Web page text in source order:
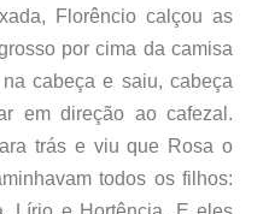
Florêncio calçou as
por cima da camisa
cabeça e saiu, cabeça
em direção ao cafezal.
trás e viu que Rosa o
todos os filhos: